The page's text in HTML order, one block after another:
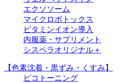
エクソソーム
マイクロボトックス
ビタミンイオン導入
内服薬・サプリメント
シスペラオリジナル＋
【色素沈着・黒ずみ・くすみ】
ピコトーニング